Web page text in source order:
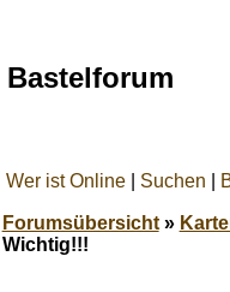
Bastelforum
Wer ist Online Suchen
Forumsübersicht»
Wichtig!!!